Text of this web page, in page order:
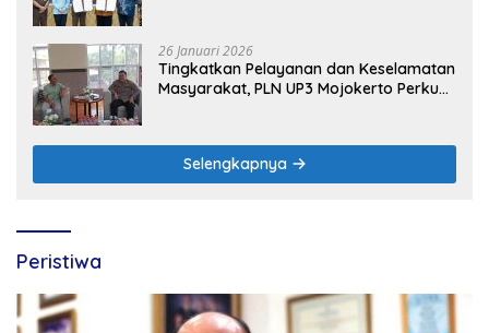
26 Januari 2026
Tingkatkan Pelayanan dan Keselamatan
Masyarakat, PLN UP3 Mojokerto Perkuat
Selengkapnya
Peristiwa